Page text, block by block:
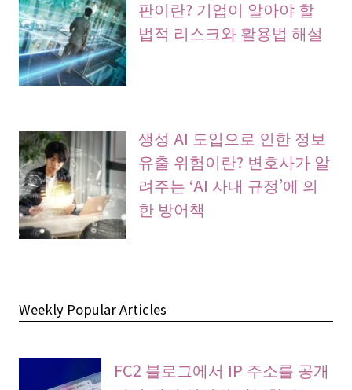
판이란? 기업이 알아야 할
법적 리스크와 활용법 해설
생성 AI 도입으로 인한 정보
유출 위험이란? 변호사가 알
려주는 ‘AI 사내 규정’에 의
한 방어책
Weekly Popular Articles
FC2 블로그에서 IP 주소를 공개